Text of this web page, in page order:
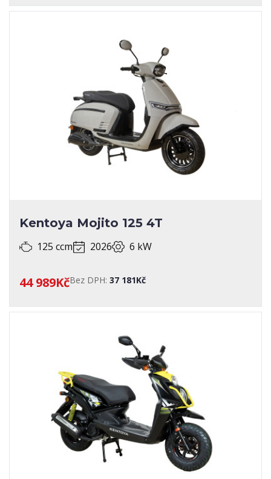
Kentoya Mojito 125 4T
125 ccm 2026 6 kW
44 989KčBez DPH: 37 181Kč